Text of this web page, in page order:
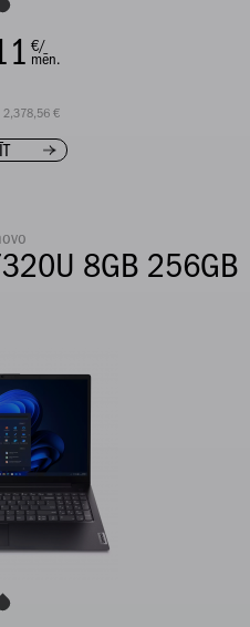
€/
mēn.
2,378,56 €
8GB 256GB